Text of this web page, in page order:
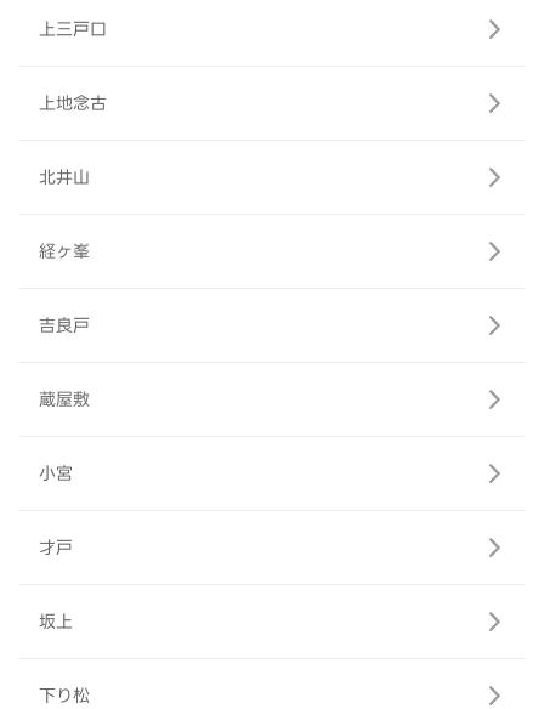
上三戸口
上地念古
北井山
経ヶ峯
吉良戸
蔵屋敷
小宮
才戸
坂上
下り松